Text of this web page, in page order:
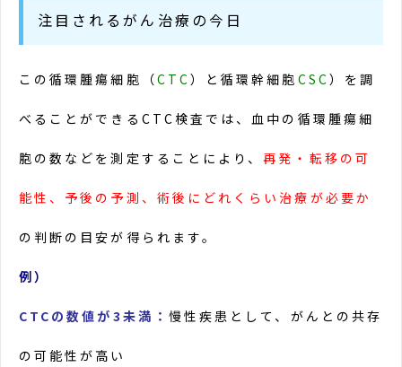
注目されるがん治療の今日
この循環腫瘍細胞（CTC）と循環幹細胞 CSC）を調
べることができるCTC検査では、血中の循環腫瘍細
胞の数などを測定することにより、再発・転移の可
能性、予後の予測、術後にどれくらい治療が必要か
の判断の目安が得られます。
例）
CTCの数値が3未満： 慢性疾患として、がんとの共存
の可能性が高い